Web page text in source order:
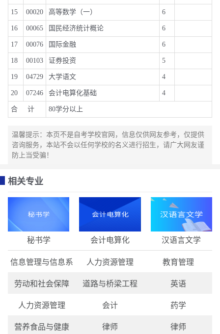
15 00020 高等数学（一） 6
16 00065 国民经济统计概论 6
17 00076 国际金融 6
18 00103 证券投资 5
19 04729 大学语文 4
20 07246 会计电算化基础 4
合 计 80学分以上
温馨提示：本页不是自考学校官网，信息仅供网友参考，仅提供
咨询服务，本站不会以任何学校的名义进行招生，请广大网友谨
防上当受骗！
相关专业
秘书学 会计电算化 汉语言文学
信息管理与信息系 人力资源管理 教育管理
劳动和社会保障 道路与桥梁工程 英语
人力资源管理 会计 药学
营养食品与健康 律师 律师